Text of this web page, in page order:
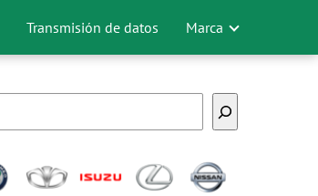
Transmisión de datos Marca